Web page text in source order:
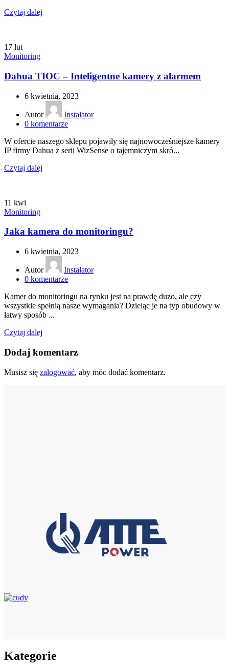
Czytaj dalej
17 lut
Monitoring
Dahua TIOC – Inteligentne kamery z alarmem
6 kwietnia, 2023
Autor
Instalator
0 komentarze
W ofercie naszego sklepu pojawiły się najnowocześniejsze kamery
IP firmy Dahua z serii WizSense o tajemniczym skró...
Czytaj dalej
11 kwi
Monitoring
Jaka kamera do monitoringu?
6 kwietnia, 2023
Autor
Instalator
0 komentarze
Kamer do monitoringu na rynku jest na prawdę dużo, ale czy
wszystkie spełnią nasze wymagania? Dzieląc je na typ obudowy w
łatwy sposób ...
Czytaj dalej
Dodaj komentarz
Musisz się zalogować, aby móc dodać komentarz.
Kategorie